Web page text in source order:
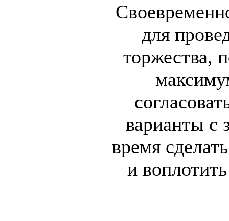
для
торжества,
варианты с
время
и